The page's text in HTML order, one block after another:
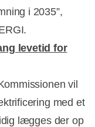
i 2035”,
levetid for
vil
med et
lægges der op